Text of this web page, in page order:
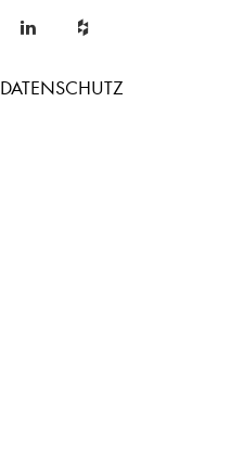
DATENSCHUTZ